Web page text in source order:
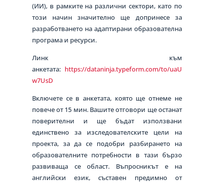
(ИИ), в рамките на различни сектори, като по
този начин значително ще допринесе за
разработването на адаптирани образователна
програма и ресурси.
Линк към
анкетата: https://dataninja.typeform.com/to/uaU
w7UsD
Включете се в анкетата, която ще отнеме не
повече от 15 мин. Вашите отговори ще останат
поверителни и ще бъдат използвани
единствено за изследователските цели на
проекта, за да се подобри разбирането на
образователните потребности в тази бързо
развиваща се област. Въпросникът е на
английски език, съставен предимно от